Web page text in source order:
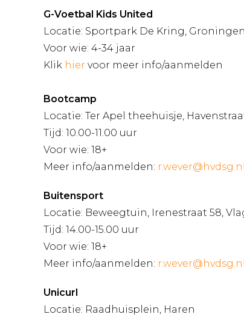
G-Voetbal Kids United
Locatie: Sportpark De Kring, Groningen
Voor wie: 4-34 jaar
Klik hier voor meer info/aanmelden
Bootcamp
Locatie: Ter Apel theehuisje,
Tijd: 10.00-11.00 uur
Voor wie: 18+
Meer info/aanmelden: r.wever@hvdsg.nl
Buitensport
Locatie: Beweegtuin, Irenestraat 58,
Tijd: 14.00-15.00 uur
Voor wie: 18+
Meer info/aanmelden: r.wever@hvdsg.nl
Unicurl
Locatie: Raadhuisplein, Haren